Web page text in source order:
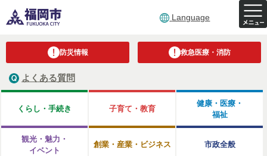
Language
防災情報 救急医療・消防
よくある質問
くらし・手続き 子育て・教育
健康・医療・
福祉
観光・魅力・
イベント
創業・産業・ビジネス 市政全般